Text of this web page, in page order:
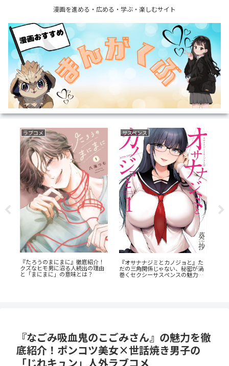
漫画を進める・広める・学ぶ・楽しむサイト
ファンタジー
『捕虜英雄』完全解説！最底辺か
ら駆け上がる至高のカタルシス
ボーイズラブ(BL)
『たまらないのは恋なのか』徹底
解説：王道の「ヤンキー×優等
『なごみ吸血鬼のこごみさん』の魅力を徹
底紹介！ポンコツ美女×世話焼き男子の
「じれキュン」人外ラブコメ